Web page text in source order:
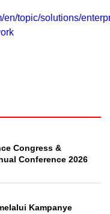
en/topic/solutions/
Congress &
Conference 2026
Kampanye